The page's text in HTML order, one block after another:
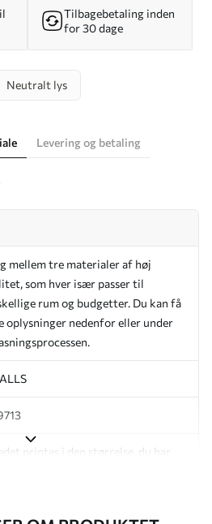
Tilbagebetaling inden
for 30 dage
Neutralt lys
Levering og betaling
mellem tre materialer af høj
som hver især passer til
rum og budgetter. Du kan få
oplysninger nedenfor eller under
printes i den størrelse, du har